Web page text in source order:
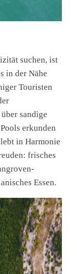
suchen, ist
in der Nähe
Touristen
sandige
erkunden
in Harmonie
frisches
Essen.